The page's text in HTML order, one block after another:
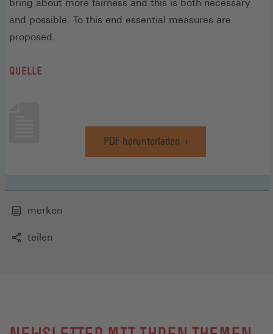
bring about more fairness and this is both necessary
and possible. To this end essential measures are
proposed.
QUELLE
PDF herunterladen
(Öffnet
in
merken
teilen